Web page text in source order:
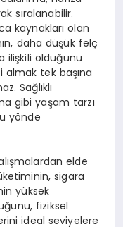
sıralanabilir.
kaynakları olan
daha düşük felç
ilişkili olduğunu
tek başına
Sağlıklı
gibi yaşam tarzı
yönde
elde
sigara
yüksek
fiziksel
ideal seviyelere